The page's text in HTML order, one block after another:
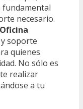
fundamental
necesario.
soporte
quienes
No sólo es
realizar
a tu